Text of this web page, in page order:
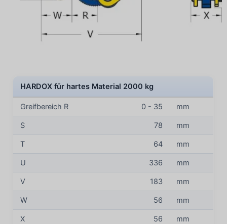
HARDOX für hartes Material 2000 kg
Greifbereich R 0 - 35 mm
S 78 mm
T 64 mm
U 336 mm
V 183 mm
W 56 mm
X 56 mm